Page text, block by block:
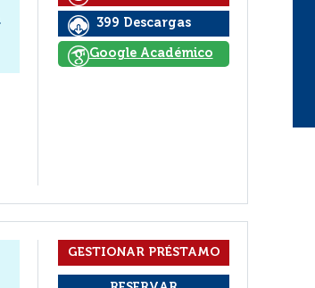
399 Descargas
Google Académico